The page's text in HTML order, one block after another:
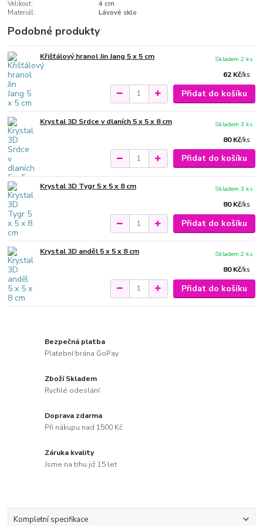
Velikost:
4 cm
Materiál:
Lávové sklo
Podobné produkty
Křišťálový hranol Jin Jang 5 x 5 cm
62 Kč/ks
Skladem 2 ks
Přidat do košíku
Krystal 3D Srdce v dlaních 5 x 5 x 8 cm
80 Kč/ks
Skladem 3 ks
Přidat do košíku
Krystal 3D Tygr 5 x 5 x 8 cm
80 Kč/ks
Skladem 3 ks
Přidat do košíku
Krystal 3D anděl 5 x 5 x 8 cm
80 Kč/ks
Skladem 2 ks
Přidat do košíku
Bezpečná platba
Platební brána GoPay
Zboží Skladem
Rychlé odeslání
Doprava zdarma
Při nákupu nad 1500 Kč
Záruka kvality
Jsme na trhu již 15 let
Kompletní specifikace